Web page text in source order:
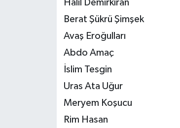
Halil Demirkıran
Berat Şükrü Şimşek
Avaş Eroğulları
Abdo Amaç
İslim Tesgin
Uras Ata Uğur
Meryem Koşucu
Rim Hasan